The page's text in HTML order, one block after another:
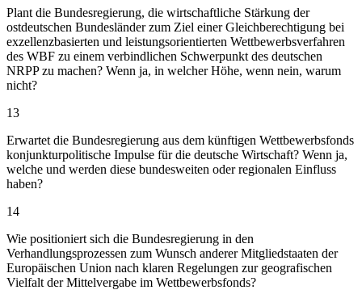
Plant die Bundesregierung, die wirtschaftliche Stärkung der
ostdeutschen Bundesländer zum Ziel einer Gleichberechtigung bei
exzellenzbasierten und leistungsorientierten Wettbewerbsverfahren
des WBF zu einem verbindlichen Schwerpunkt des deutschen
NRPP zu machen? Wenn ja, in welcher Höhe, wenn nein, warum
nicht?
13
Erwartet die Bundesregierung aus dem künftigen Wettbewerbsfonds
konjunkturpolitische Impulse für die deutsche Wirtschaft? Wenn ja,
welche und werden diese bundesweiten oder regionalen Einfluss
haben?
14
Wie positioniert sich die Bundesregierung in den
Verhandlungsprozessen zum Wunsch anderer Mitgliedstaaten der
Europäischen Union nach klaren Regelungen zur geografischen
Vielfalt der Mittelvergabe im Wettbewerbsfonds?